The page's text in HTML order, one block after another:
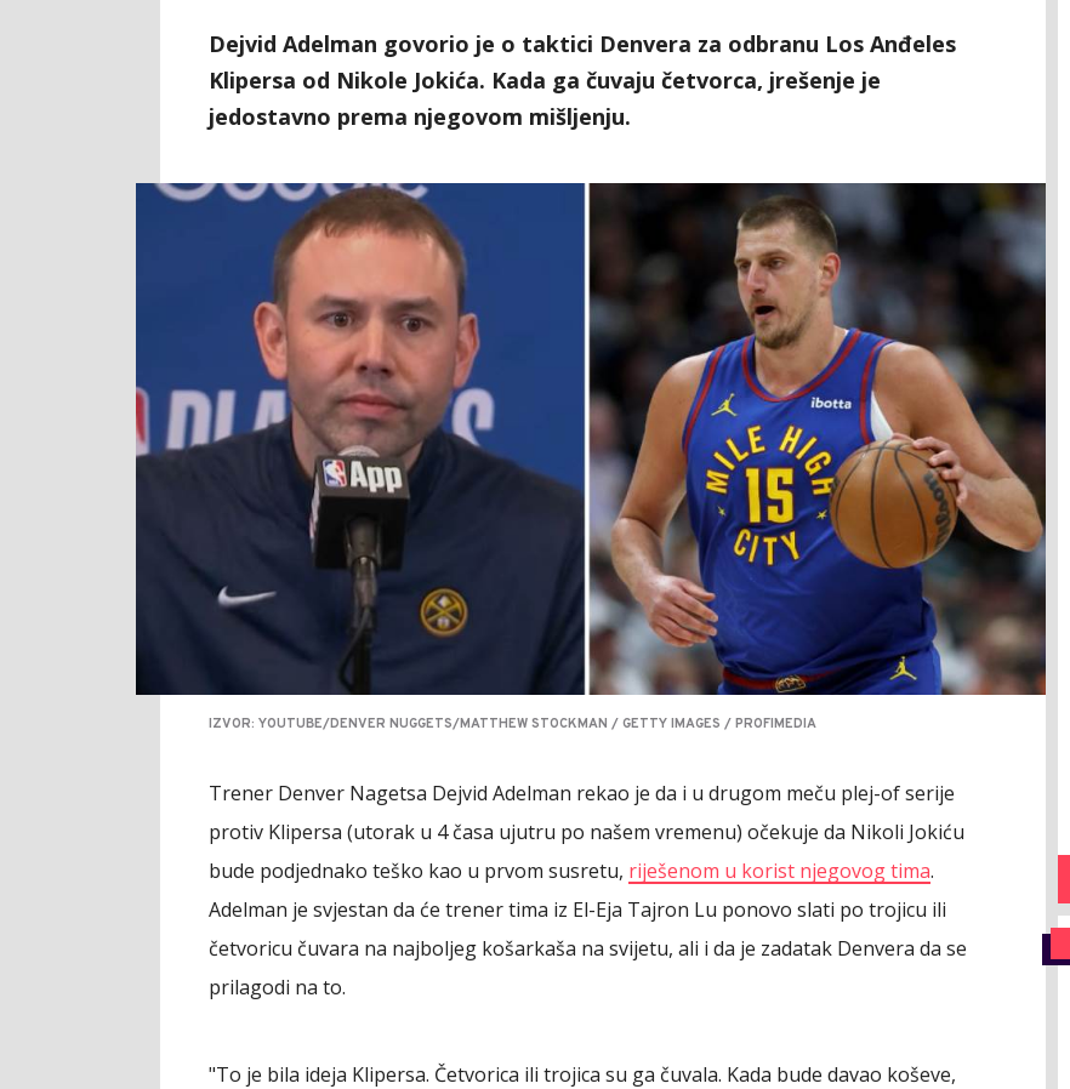
Dejvid Adelman govorio je o taktici Denvera za odbranu Los Anđeles
Klipersa od Nikole Jokića. Kada ga čuvaju četvorca, jrešenje je
jedostavno prema njegovom mišljenju.
IZVOR: YOUTUBE/DENVER NUGGETS/MATTHEW STOCKMAN / GETTY IMAGES / PROFIMEDIA
Trener Denver Nagetsa Dejvid Adelman rekao je da i u drugom meču plej-of serije
protiv Klipersa (utorak u 4 časa ujutru po našem vremenu) očekuje da Nikoli Jokiću
bude podjednako teško kao u prvom susretu, riješenom u korist njegovog tima.
Adelman je svjestan da će trener tima iz El-Eja Tajron Lu ponovo slati po trojicu ili
četvoricu čuvara na najboljeg košarkaša na svijetu, ali i da je zadatak Denvera da se
prilagodi na to.
"To je bila ideja Klipersa. Četvorica ili trojica su ga čuvala. Kada bude davao koševe,